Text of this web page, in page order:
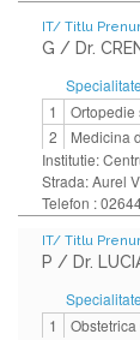
IT/ Titlu
G / Dr.
Specialitate
1
Ortopedie
2
Medicina
Institutie:
Strada: Aurel
Telefon :
IT/ Titlu
P / Dr.
Specialitate
1